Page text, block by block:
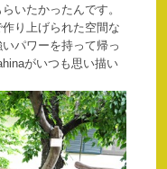
いたかったんです。
り上げられた空間な
パワーを持って帰っ
がいつも思い描い